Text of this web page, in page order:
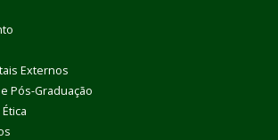
Externos
Pós-Graduação